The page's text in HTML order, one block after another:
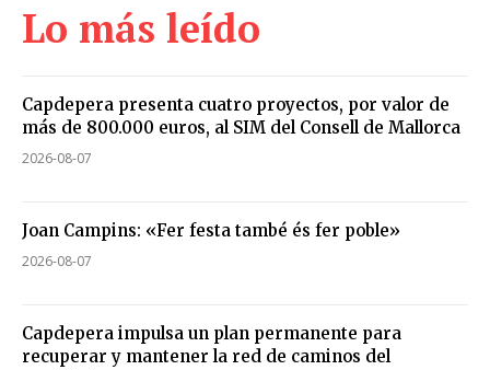
Lo más leído
Capdepera presenta cuatro proyectos, por valor de
más de 800.000 euros, al SIM del Consell de Mallorca
2026-08-07
Joan Campins: «Fer festa també és fer poble»
2026-08-07
Capdepera impulsa un plan permanente para
recuperar y mantener la red de caminos del